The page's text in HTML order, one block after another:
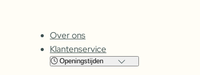
Over ons
Klantenservice
Openingstijden